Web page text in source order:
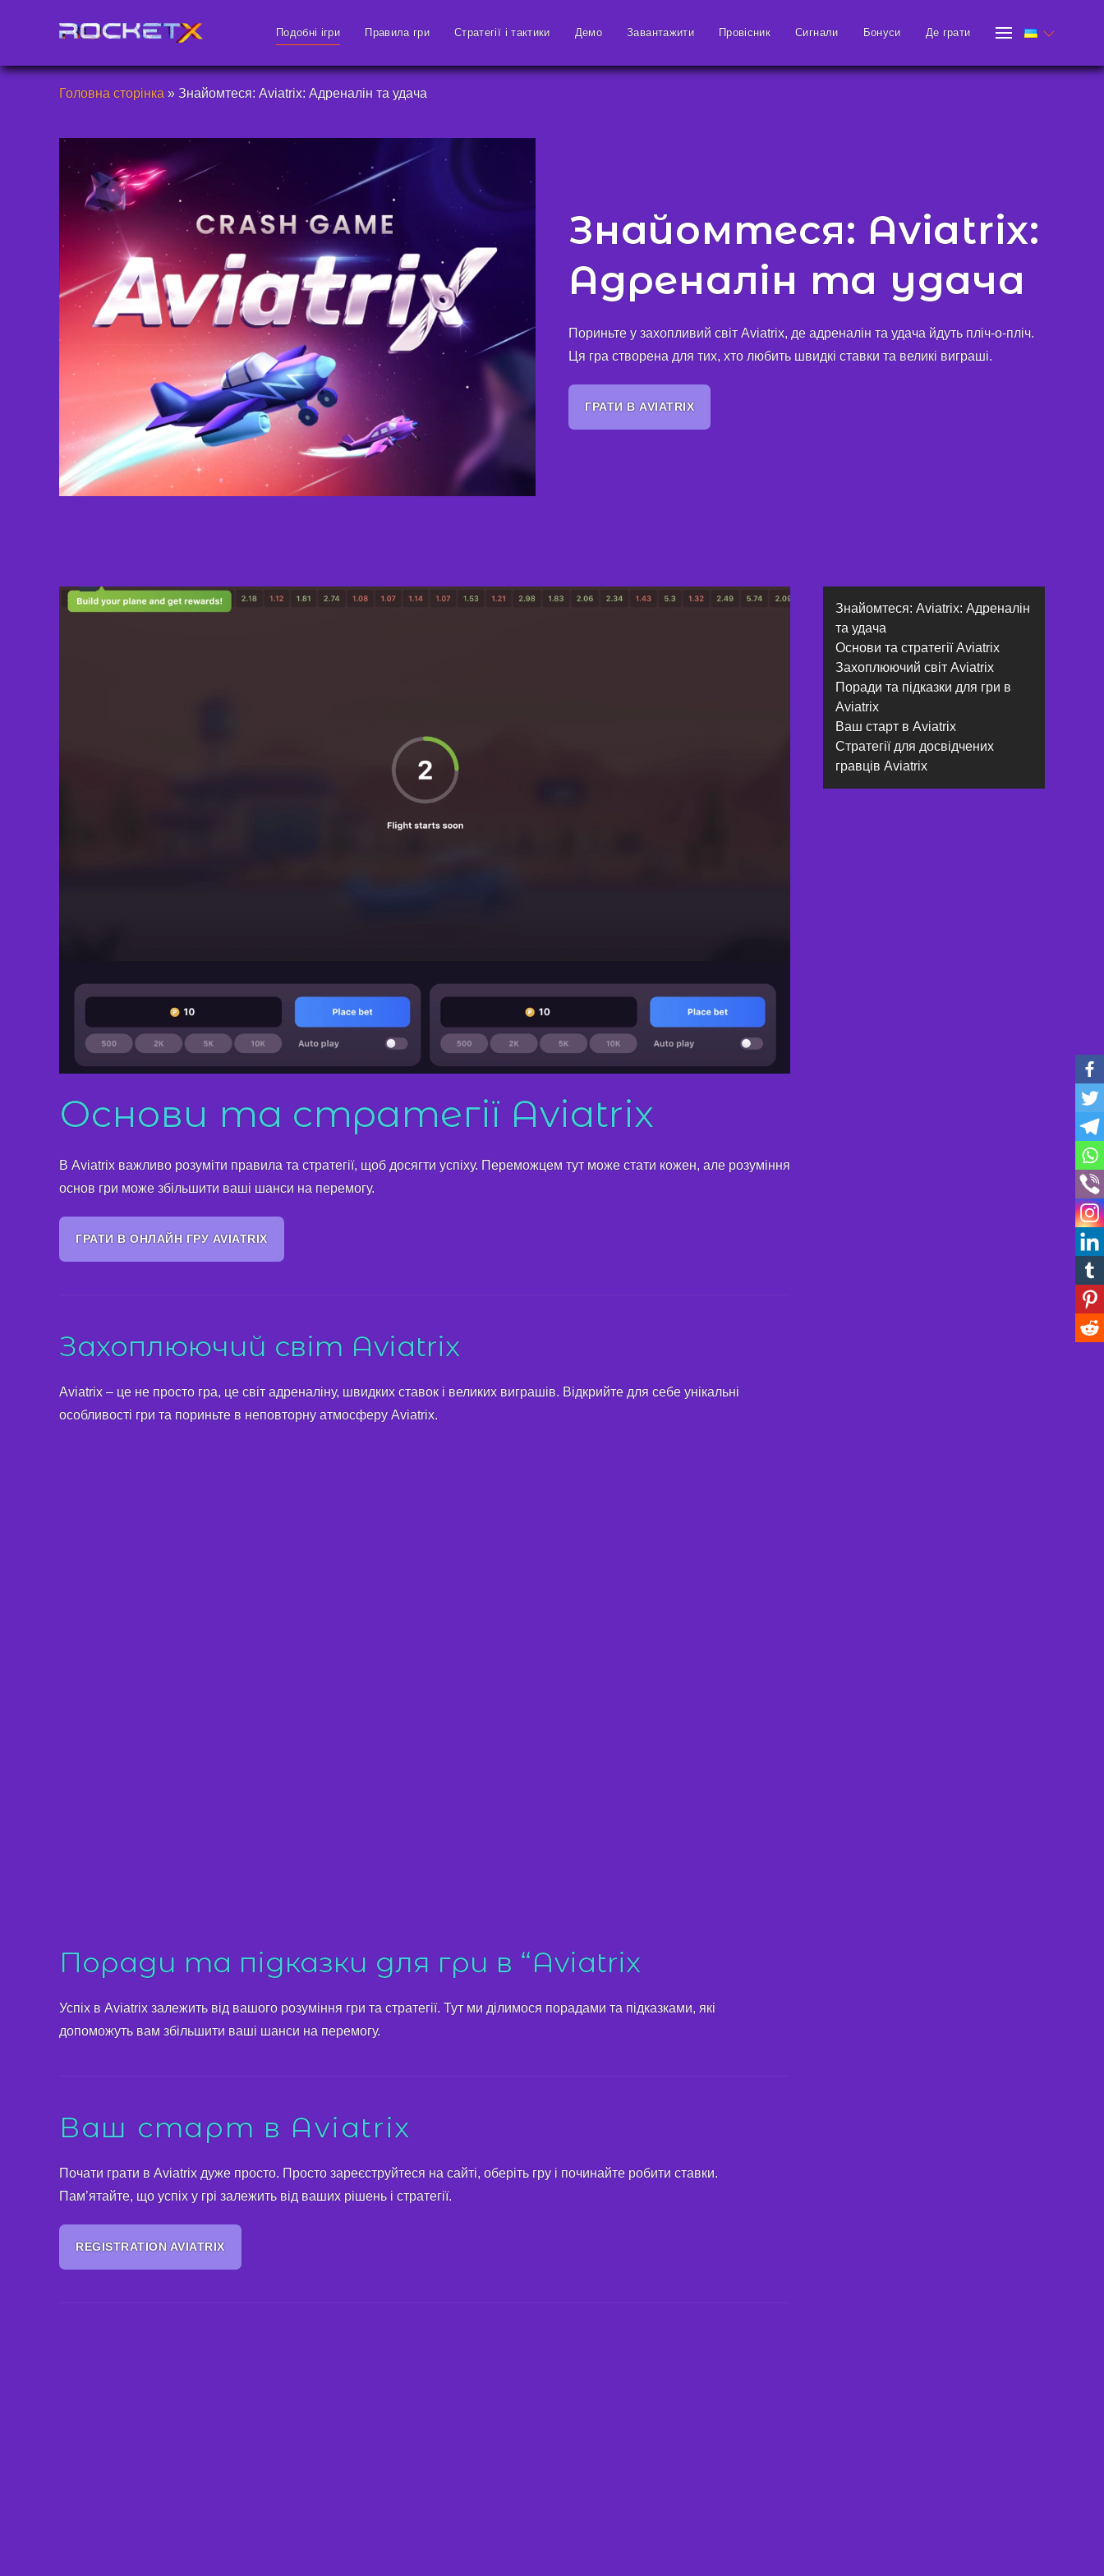
Подобні ігри Правила гри Стратегії і тактики Демо Завантажити Провісник Сигнали Бонуси Де грати
Головна сторінка » Знайомтеся: Aviatrix: Адреналін та удача
Знайомтеся: Aviatrix:
Адреналін та удача
Пориньте у захопливий світ Aviatrix, де адреналін та удача йдуть пліч-о-пліч.
Ця гра створена для тих, хто любить швидкі ставки та великі виграші.
ГРАТИ В AVIATRIX
Основи та стратегії Aviatrix
В Aviatrix важливо розуміти правила та стратегії, щоб досягти успіху. Переможцем тут може стати кожен, але розуміння
основ гри може збільшити ваші шанси на перемогу.
ГРАТИ В ОНЛАЙН ГРУ AVIATRIX
Захоплюючий світ Aviatrix
Aviatrix – це не просто гра, це світ адреналіну, швидких ставок і великих виграшів. Відкрийте для себе унікальні
особливості гри та пориньте в неповторну атмосферу Aviatrix.
Поради та підказки для гри в “Aviatrix
Успіх в Aviatrix залежить від вашого розуміння гри та стратегії. Тут ми ділимося порадами та підказками, які
допоможуть вам збільшити ваші шанси на перемогу.
Ваш старт в Aviatrix
Почати грати в Aviatrix дуже просто. Просто зареєструйтеся на сайті, оберіть гру і починайте робити ставки.
Пам’ятайте, що успіх у грі залежить від ваших рішень і стратегії.
REGISTRATION AVIATRIX
Знайомтеся: Aviatrix: Адреналін
та удача
Основи та стратегії Aviatrix
Захоплюючий світ Aviatrix
Поради та підказки для гри в
Aviatrix
Ваш старт в Aviatrix
Стратегії для досвідчених
гравців Aviatrix